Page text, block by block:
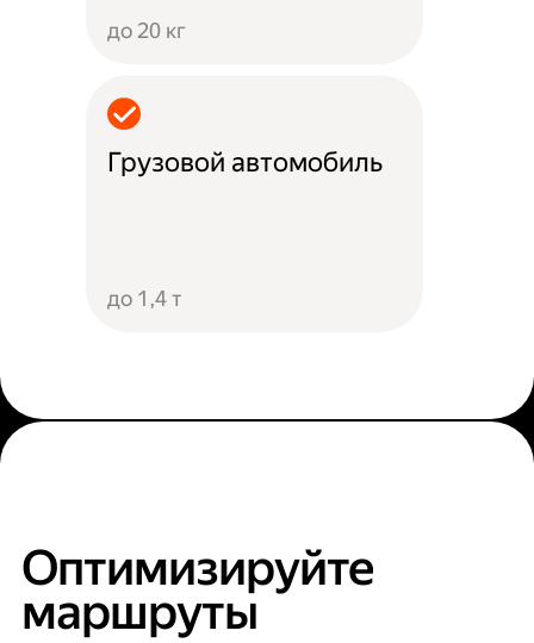
до 20 кг
Грузовой автомобиль
до 1,4 т
Оптимизируйте
маршруты